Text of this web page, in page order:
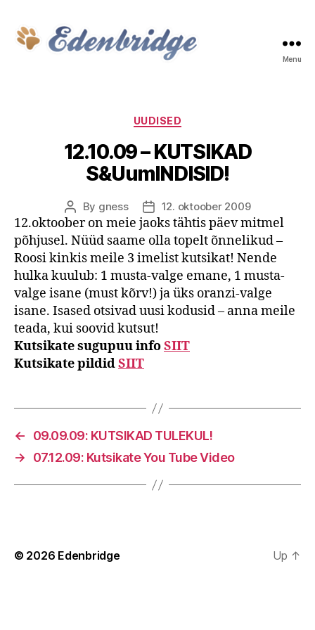
Menu
Categories
UUDISED
12.10.09 – KUTSIKAD
S&UumlNDISID!
Post
author
By gness
Post
date
12. oktoober 2009
12.oktoober on meie jaoks tähtis päev mitmel
põhjusel. Nüüd saame olla topelt õnnelikud –
Roosi kinkis meile 3 imelist kutsikat! Nende
hulka kuulub: 1 musta-valge emane, 1 musta-
valge isane (must kõrv!) ja üks oranzi-valge
isane. Isased otsivad uusi kodusid – anna meile
teada, kui soovid kutsut!
Kutsikate sugupuu infoSIIT
Kutsikate pildidSIIT
←
09.09.09: KUTSIKAD TULEKUL!
→
07.12.09: Kutsikate You Tube Video
© 2026 Edenbridge Up ↑